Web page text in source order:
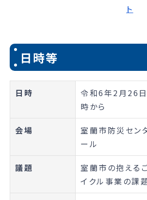
日時等
日時
令和6年2月26日
時から
会場
室蘭市防災セン
ール
議題
室蘭市の抱える
イクル事業の課